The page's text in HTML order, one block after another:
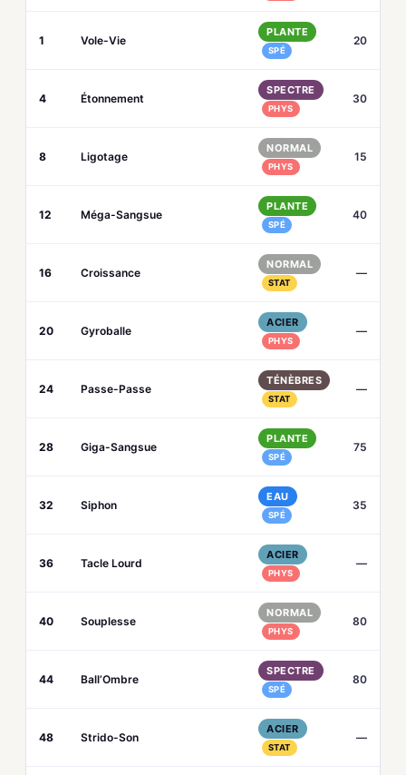
1 Vole-Vie
PLANTE
SPÉ
20
4 Étonnement
SPECTRE
PHYS
30
8 Ligotage
NORMAL
PHYS
15
12 Méga-Sangsue
PLANTE
SPÉ
40
16 Croissance
NORMAL
STAT
—
20 Gyroballe
ACIER
PHYS
—
24 Passe-Passe
TÉNÈBRES
STAT
—
28 Giga-Sangsue
PLANTE
SPÉ
75
32 Siphon
EAU
SPÉ
35
36 Tacle Lourd
ACIER
PHYS
—
40 Souplesse
NORMAL
PHYS
80
44 Ball’Ombre
SPECTRE
SPÉ
80
48 Strido-Son
ACIER
STAT
—